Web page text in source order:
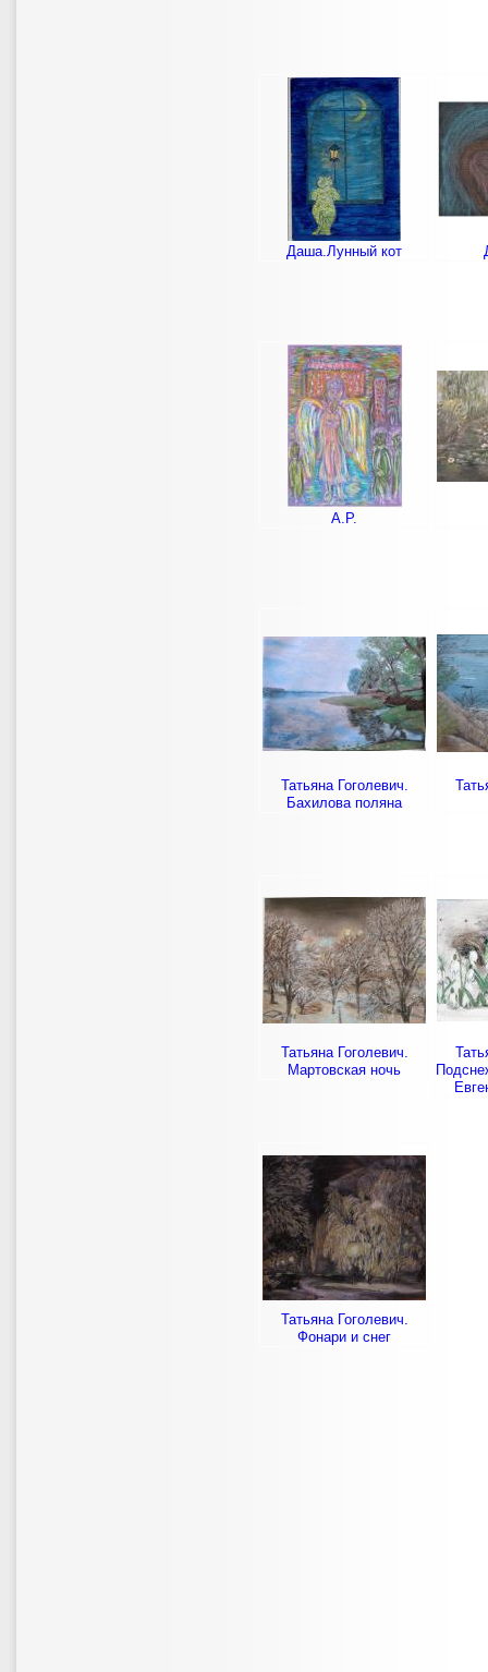
Даша.Лунный кот
А.Р.
Татьяна Гоголевич.
Бахилова поляна
Татьяна Гоголевич.
Мартовская ночь
Татьяна Гоголевич.
Фонари и снег